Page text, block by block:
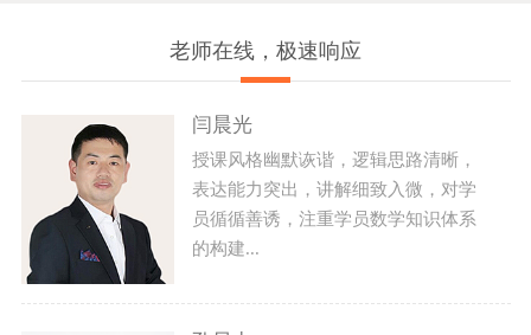
老师在线，极速响应
闫晨光
授课风格幽默诙谐，逻辑思路清晰，
表达能力突出，讲解细致入微，对学
员循循善诱，注重学员数学知识体系
的构建...